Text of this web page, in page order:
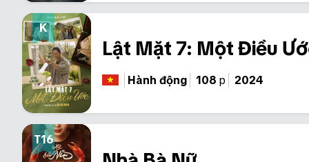
K
Lật Mặt 7: Một Điều
Hành động 108 p 2024
T16